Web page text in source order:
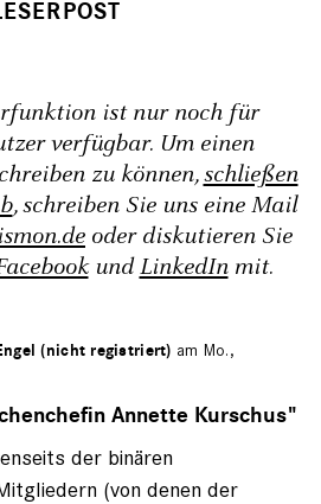
ist nur noch für
verfügbar. Um einen
zu können,schließen
, schreiben Sie uns eine Mail
oder diskutieren Sie
undLinkedInmit.
(nicht registriert) am Mo.,
Annette Kurschus"
der binären
(von denen der